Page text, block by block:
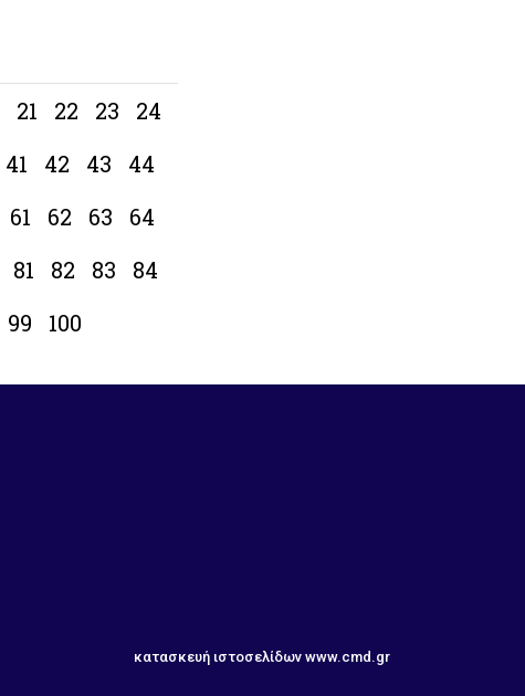
21 22 23
24
41 42 43
44
61 62 63
64
81 82 83
84
99 100
κατασκευή ιστοσελίδων www.cmd.gr